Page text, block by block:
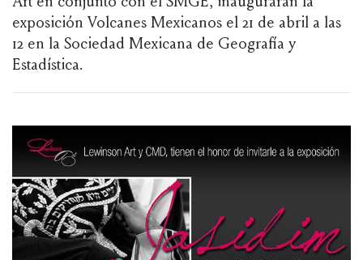
exposición Volcanes Mexicanos el 21 de abril a las
12 en la Sociedad Mexicana de Geografía y
Estadística.